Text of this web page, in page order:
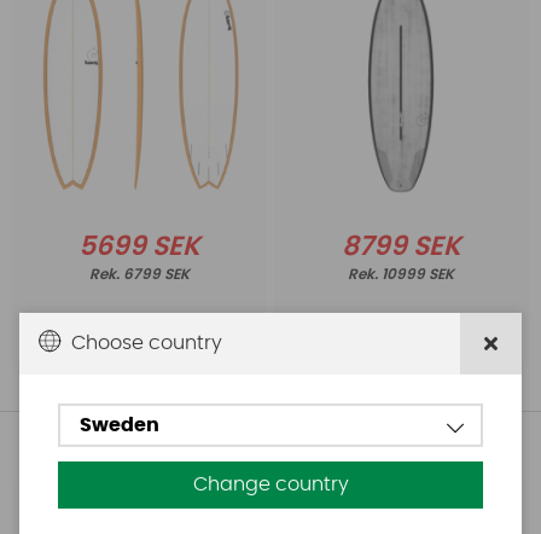
5699 SEK
6799 SEK
Köp!
8799 SEK
10999 SEK
Andra köpte även
Choose country
Sweden
Change country